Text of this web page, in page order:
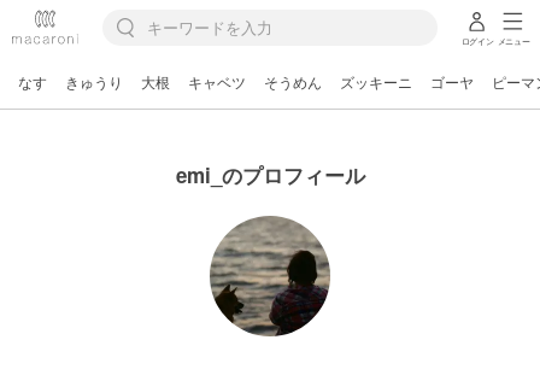
ログイン メニュー
なす きゅうり 大根 キャベツ そうめん ズッキーニ ゴーヤ ピーマ
emi_のプロフィール